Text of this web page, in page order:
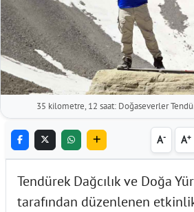
35 kilometre, 12 saat: Doğaseverler
A- A+
Tendürek Dağcılık ve Doğa
tarafından düzenlenen